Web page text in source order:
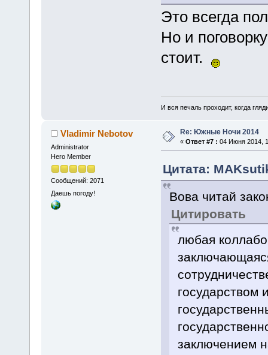
Это всегда
Но и
стоит.
И вся печаль проходит, когда
Vladimir Nebotov
Administrator
Hero Member
Сообщений: 2071
Даешь погоду!
Re: Южные Ночи 2014
« Ответ #7 : 04 Июня 2014,
Цитата:
Вова читай
Цитировать
любая
государством
заключением